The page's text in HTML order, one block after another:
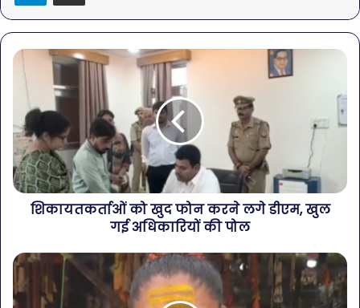
शिकायतकर्ताओं को खुद फोन करने लगे डीएम, खुल
गई अधिकारियों की पोल